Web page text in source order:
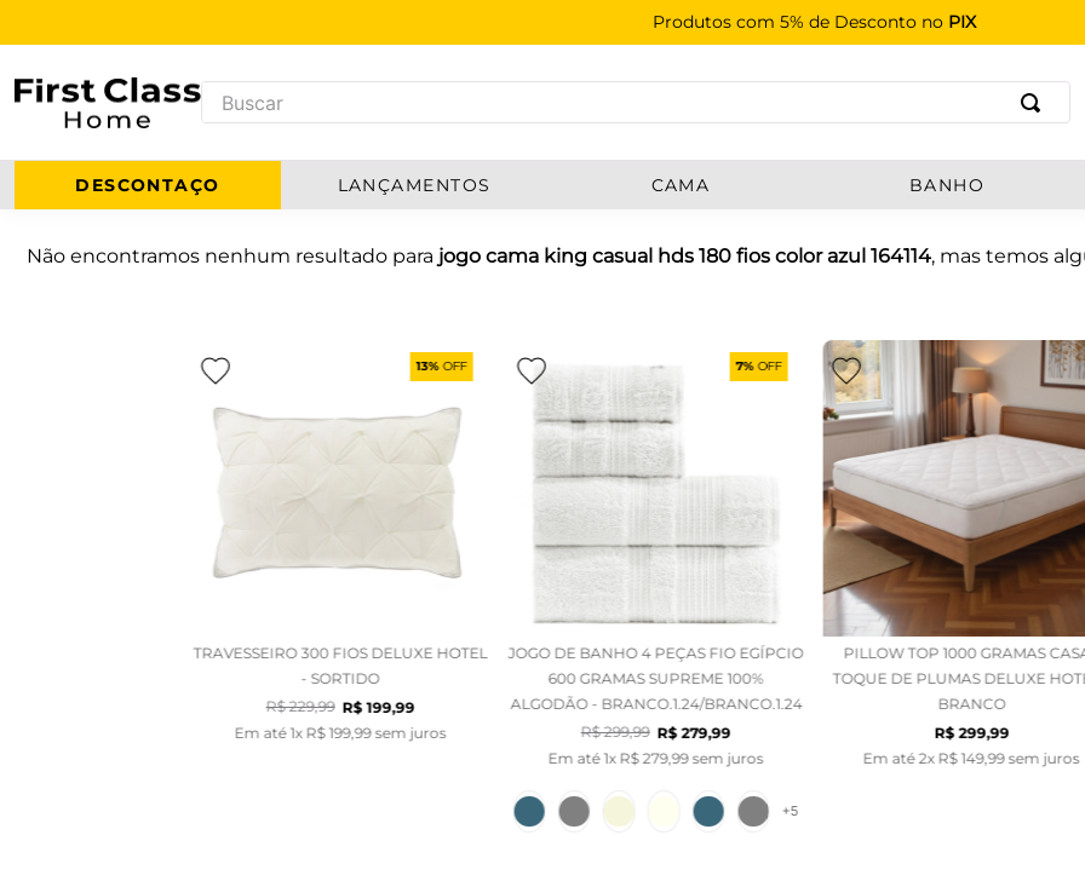
Produtos com 5% de Desconto no PIX
DESCONTAÇO LANÇAMENTOS CAMA BANHO
Não encontramos nenhum resultado para jogo cama king casual hds 180 fios color azul 164114, mas temos
13%OFF
TRAVESSEIRO 300 FIOS DELUXE HOTEL
- SORTIDO
R$ 229,99 R$ 199,99
Em até 1x R$ 199,99sem juros
7%OFF
JOGO DE BANHO 4 PEÇAS FIO EGÍPCIO
600 GRAMAS SUPREME 100%
ALGODÃO - BRANCO.1.24/BRANCO.1.24
R$ 299,99 R$ 279,99
Em até 1x R$ 279,99sem juros
+5
PILLOW TOP 1000 GRAMAS
TOQUE DE PLUMAS DELUXE
BRANCO
R$ 299,99
Em até2x R$ 149,99sem juros